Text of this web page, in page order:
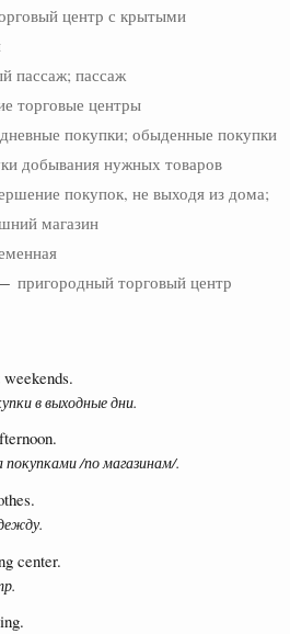
центр с крытыми
пассаж; пассаж
торговые центры
покупки; обыденные покупки
добывания нужных товаров
покупок, не выходя из дома;
магазин
пригородный торговый центр
в выходные дни.
/по магазинам/.
center.